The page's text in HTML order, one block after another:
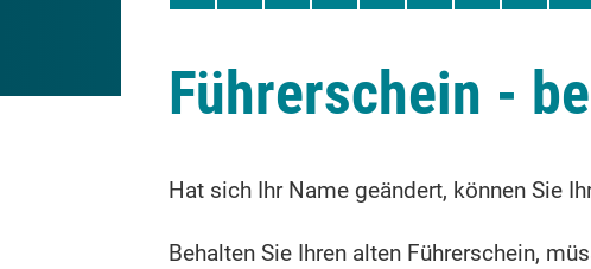
Führerschein -
Hat sich Ihr Name geändert, können Sie
Behalten Sie Ihren alten Führerschein,